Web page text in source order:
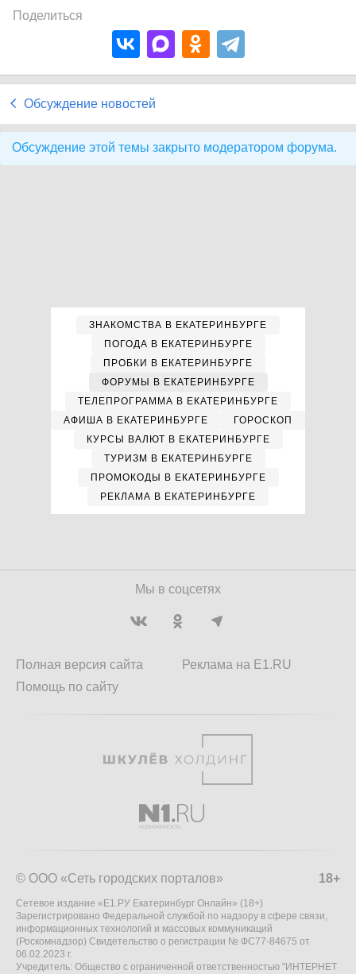
Поделиться
Обсуждение новостей
Обсуждение этой темы закрыто модератором форума.
ЗНАКОМСТВА В ЕКАТЕРИНБУРГЕ
ПОГОДА В ЕКАТЕРИНБУРГЕ
ПРОБКИ В ЕКАТЕРИНБУРГЕ
ФОРУМЫ В ЕКАТЕРИНБУРГЕ
ТЕЛЕПРОГРАММА В ЕКАТЕРИНБУРГЕ
АФИША В ЕКАТЕРИНБУРГЕ
ГОРОСКОП
КУРСЫ ВАЛЮТ В ЕКАТЕРИНБУРГЕ
ТУРИЗМ В ЕКАТЕРИНБУРГЕ
ПРОМОКОДЫ В ЕКАТЕРИНБУРГЕ
РЕКЛАМА В ЕКАТЕРИНБУРГЕ
Мы в соцсетях
Полная версия сайта
Помощь по сайту
Реклама на E1.RU
18+
© ООО «Сеть городских порталов»
Сетевое издание «Е1.РУ Екатеринбург Онлайн» (18+)
Зарегистрировано Федеральной службой по надзору в сфере связи,
информационных технологий и массовых коммуникаций
(Роскомнадзор) Свидетельство о регистрации № ФС77-84675 от
06.02.2023 г.
Учредитель: Общество с ограниченной ответственностью "ИНТЕРНЕТ